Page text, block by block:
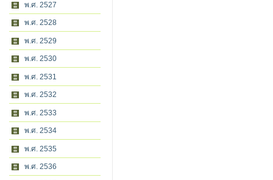
พ.ศ. 2527
พ.ศ. 2528
พ.ศ. 2529
พ.ศ. 2530
พ.ศ. 2531
พ.ศ. 2532
พ.ศ. 2533
พ.ศ. 2534
พ.ศ. 2535
พ.ศ. 2536